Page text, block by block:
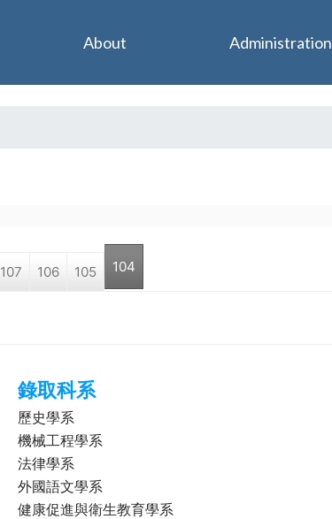
107 106 105 104
錄取科系
歷史學系
機械工程學系
法律學系
外國語文學系
健康促進與衛生教育學系
About Administration